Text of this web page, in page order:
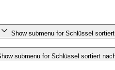
Show submenu for Schlüssel
submenu for Schlüssel sortiert